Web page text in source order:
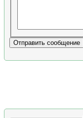
Отправить сообщение